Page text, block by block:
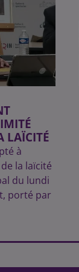
LAÏCITÉ
à
la laïcité
du lundi
porté par